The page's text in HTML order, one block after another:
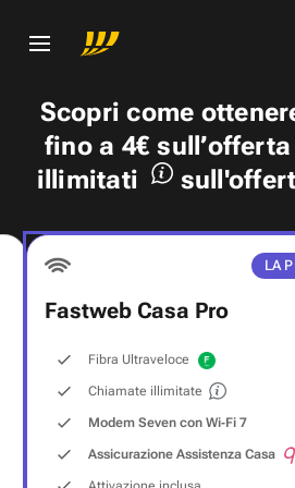
Scopri come
fino a 4€
illimitati
LA
Fastweb Casa Pro
Fibra Ultraveloce
Chiamate illimitate
Modem Seven con Wi‑Fi 7
Assicurazione Assistenza Casa